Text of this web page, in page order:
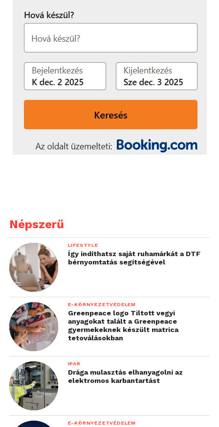
Népszerű
LIFESTYLE
Így indíthatsz saját ruhamárkát a DTF
bérnyomtatás segítségével
E-KÖRNYEZETVÉDELEM
Greenpeace logo Tiltott vegyi
anyagokat talált a Greenpeace
gyermekeknek készült matrica
tetoválásokban
IPAR
Drága mulasztás elhanyagolni az
elektromos karbantartást
E-KÖRNYEZETVÉDELEM